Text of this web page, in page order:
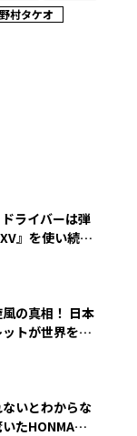
野村タケオ
ドライバーは弾
』を使い続け
の真相！ 日本
トが世界を席
ないとわからな
たHONMA